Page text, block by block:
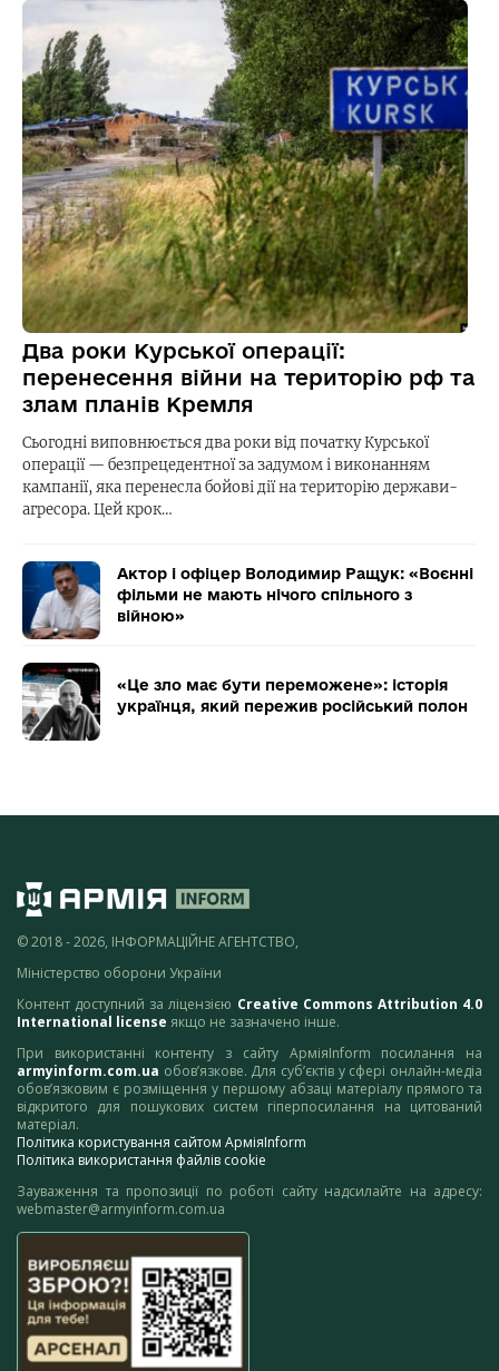
Два роки Курської операції:
перенесення війни на територію рф та
злам планів Кремля
Сьогодні виповнюється два роки від початку Курської
операції — безпрецедентної за задумом і виконанням
кампанії, яка перенесла бойові дії на територію держави-
агресора. Цей крок…
Актор і офіцер Володимир Ращук: «Воєнні
фільми не мають нічого спільного з
війною»
«Це зло має бути переможене»: історія
українця, який пережив російський полон
© 2018 - 2026, ІНФОРМАЦІЙНЕ АГЕНТСТВО,
Міністерство оборони України
Контент доступний за ліцензією Creative Commons Attribution 4.0
International license якщо не зазначено інше.
При використанні контенту з сайту АрміяInform посилання на
armyinform.com.ua обов’язкове. Для суб’єктів у сфері онлайн-медіа
обов’язковим є розміщення у першому абзаці матеріалу прямого та
відкритого для пошукових систем гіперпосилання на цитований
матеріал.
Політика користування сайтом АрміяInform
Політика використання файлів cookie
Зауваження та пропозиції по роботі сайту надсилайте на адресу:
webmaster@armyinform.com.ua